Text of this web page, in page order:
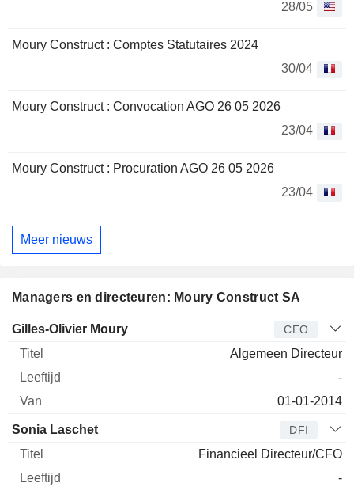
28/05
Moury Construct : Comptes Statutaires 2024
30/04
Moury Construct : Convocation AGO 26 05 2026
23/04
Moury Construct : Procuration AGO 26 05 2026
23/04
Meer nieuws
Managers en directeuren: Moury Construct SA
Bedrijfsleider Titel Leeftijd
Gilles-Olivier Moury CEO
Algemeen Directeur
-
01-01-2014
Sonia Laschet DFI
Financieel Directeur/CFO
-